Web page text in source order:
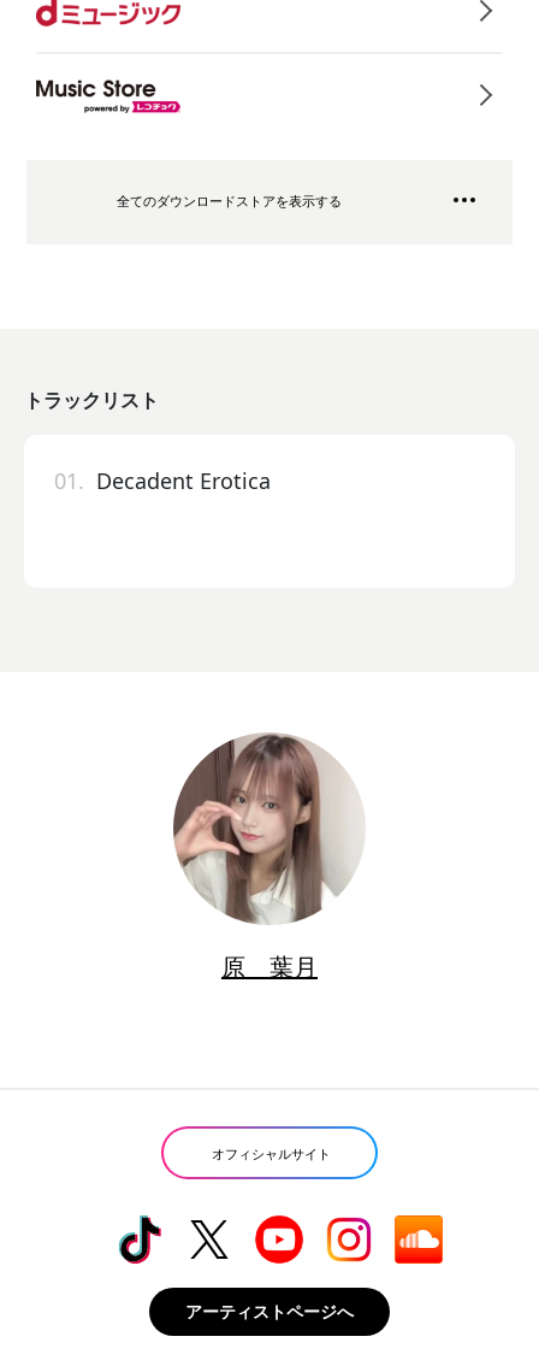
全てのダウンロードストアを表示する
トラックリスト
01. Decadent Erotica
原 葉月
オフィシャルサイト
アーティストページへ